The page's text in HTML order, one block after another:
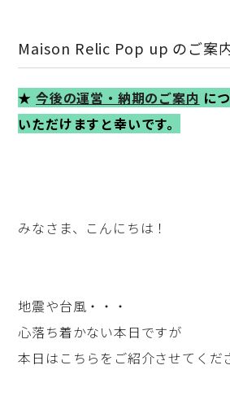
Maison Relic Pop up のご案
★今後の運営・納期のご案内 に
いただけますと幸いです。
みなさま、こんにちは！
地震や台風・・・
心落ち着かない本日ですが
本日はこちらをご紹介させてくだ